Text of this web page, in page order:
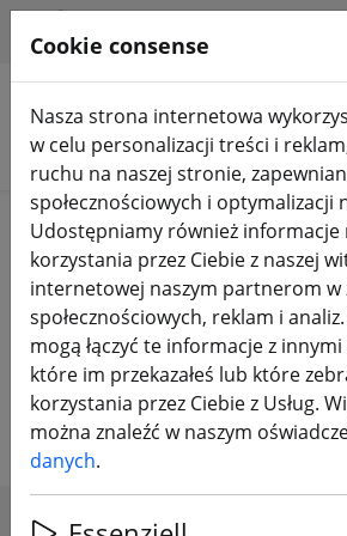
Szukaj produktów
Home Sprzęt
Pilot zdalnego
Odbiornik FrSky
Odbiornik FrSky RX -
wydajny. Idealny dla
i samolotów
Cookie consense
Nasza strona internetowa
w celu personalizacji treści i
ruchu na naszej stronie,
społecznościowych i optymalizacji
Udostępniamy również informacje
korzystania przez Ciebie z naszej
internetowej naszym partnerom w
społecznościowych, reklam i
mogą łączyć te informacje z
które im przekazałeś lub które
korzystania przez Ciebie z Usług.
można znaleźć w naszym
danych.